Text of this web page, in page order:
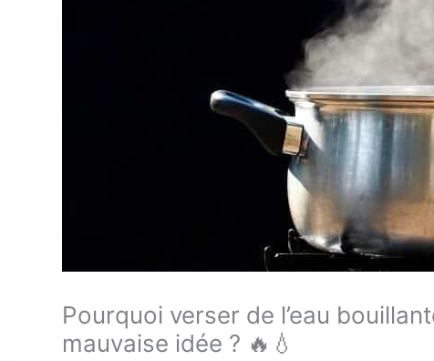
Pourquoi verser de l’eau
mauvaise idée ? 🔥💧